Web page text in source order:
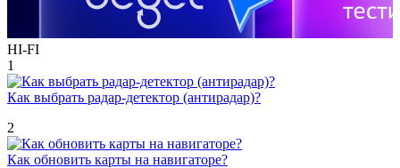
HI-FI
1
Как выбрать радар-детектор (антирадар)?
2
Как обновить карты на навигаторе?